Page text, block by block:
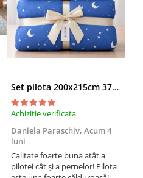
Set pilota 200x215cm 370g cu 2 perne 50x70,albastru- PLT36
Achizitie verificata
Daniela Paraschiv, Acum 4
luni
Calitate foarte buna atât a
pilotei cât și a pernelor! Pilota